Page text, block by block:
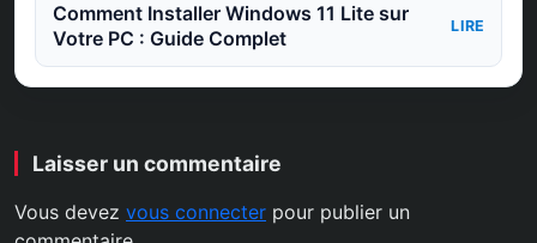
Comment Installer Windows 11 Lite sur
Votre PC : Guide Complet
LIRE
Laisser un commentaire
Vous devez vous connecter pour publier un